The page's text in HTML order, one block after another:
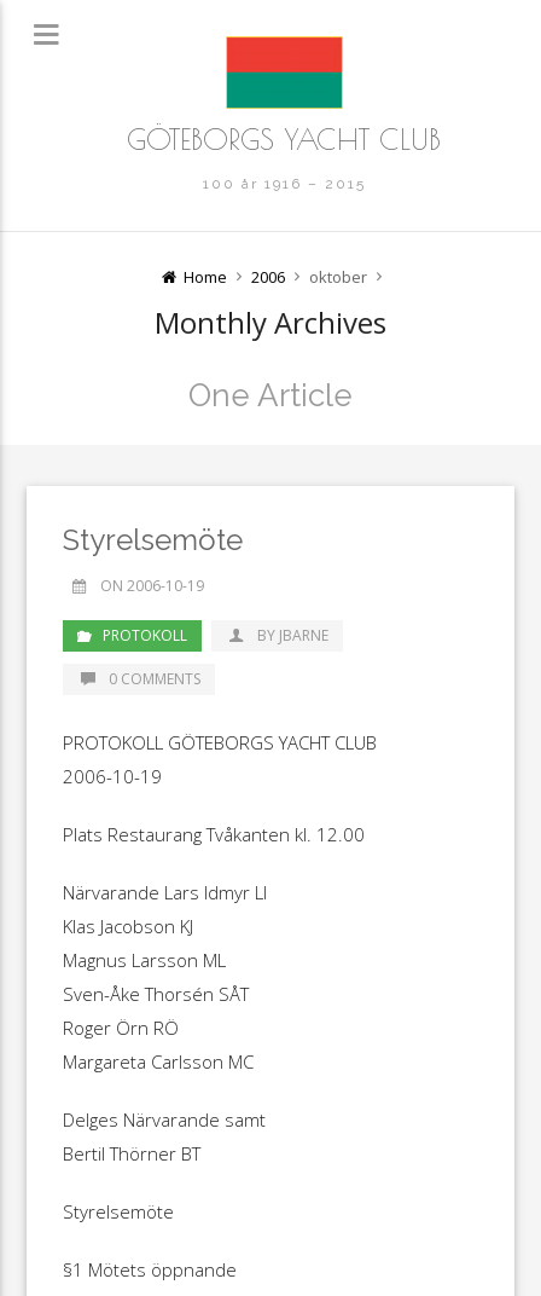
GÖTEBORGS YACHT CLUB
100 år 1916 – 2015
Home 2006 oktober
Monthly Archives
One Article
Styrelsemöte
ON 2006-10-19
PROTOKOLL BY JBARNE
0 COMMENTS
PROTOKOLL GÖTEBORGS YACHT CLUB
2006-10-19
Plats Restaurang Tvåkanten kl. 12.00
Närvarande Lars Idmyr LI
Klas Jacobson KJ
Magnus Larsson ML
Sven-Åke Thorsén SÅT
Roger Örn RÖ
Margareta Carlsson MC
Delges Närvarande samt
Bertil Thörner BT
Styrelsemöte
§1 Mötets öppnande